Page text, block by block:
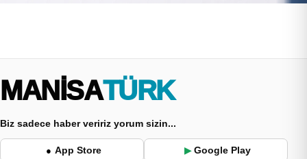
MANİSA TÜRK
Biz sadece haber veririz yorum sizin...
● App Store ▶ Google Play